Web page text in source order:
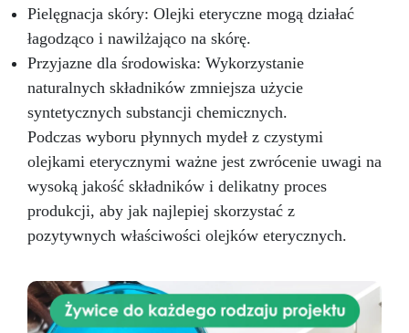
Pielęgnacja skóry: Olejki eteryczne mogą działać
łagodząco i nawilżająco na skórę.
Przyjazne dla środowiska: Wykorzystanie
naturalnych składników zmniejsza użycie
syntetycznych substancji chemicznych.
Podczas wyboru płynnych mydeł z czystymi
olejkami eterycznymi ważne jest zwrócenie uwagi na
wysoką jakość składników i delikatny proces
produkcji, aby jak najlepiej skorzystać z
pozytywnych właściwości olejków eterycznych.